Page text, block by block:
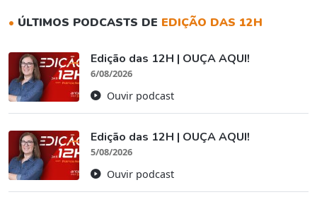
• ÚLTIMOS PODCASTS DE EDIÇÃO DAS 12H
Edição das 12H | OUÇA AQUI!
6/08/2026
Ouvir podcast
Edição das 12H | OUÇA AQUI!
5/08/2026
Ouvir podcast